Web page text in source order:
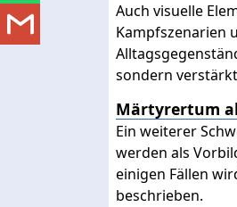
Auch visuelle
Kampfszenarien
sondern
Märtyrertum
Ein weiterer
werden als
einigen Fällen
beschrieben.